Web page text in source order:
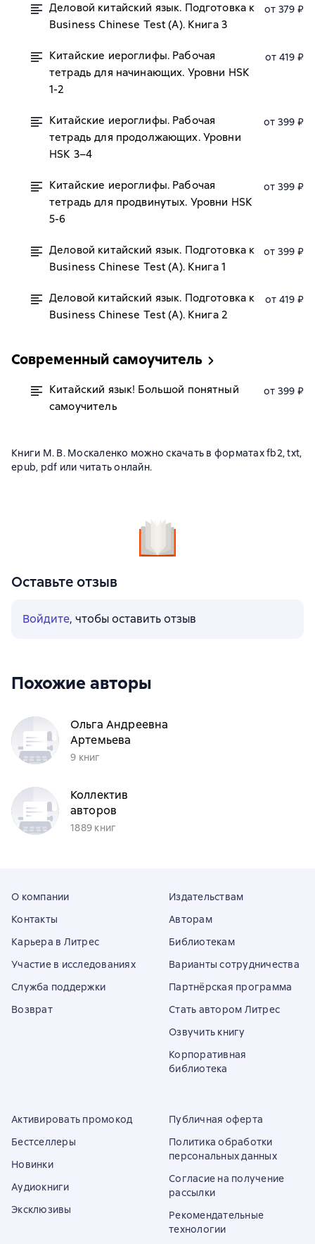
Деловой китайский язык. Подготовка к
Business Chinese Test (A). Книга 3
от 379 ₽
Китайские иероглифы. Рабочая
тетрадь для начинающих. Уровни HSK
1-2
от 419 ₽
Китайские иероглифы. Рабочая
тетрадь для продолжающих. Уровни
HSK 3–4
от 399 ₽
Китайские иероглифы. Рабочая
тетрадь для продвинутых. Уровни HSK
5-6
от 399 ₽
Деловой китайский язык. Подготовка к
Business Chinese Test (А). Книга 1
от 399 ₽
Деловой китайский язык. Подготовка к
Business Chinese Test (А). Книга 2
от 419 ₽
Современный самоучитель
Китайский язык! Большой понятный
самоучитель
от 399 ₽
Книги М. В. Москаленко можно скачать в форматах fb2, txt,
epub, pdf или читать онлайн.
Оставьте отзыв
Войдите, чтобы оставить отзыв
Похожие авторы
Ольга Андреевна
Артемьева
9 книг
Коллектив
авторов
1889 книг
О компании
Контакты
Карьера в Литрес
Участие в исследованиях
Служба поддержки
Возврат
Издательствам
Авторам
Библиотекам
Варианты сотрудничества
Партнёрская программа
Стать автором Литрес
Озвучить книгу
Корпоративная
библиотека
Активировать промокод
Бестселлеры
Новинки
Аудиокниги
Эксклюзивы
Публичная оферта
Политика обработки
персональных данных
Согласие на получение
рассылки
Рекомендательные
технологии